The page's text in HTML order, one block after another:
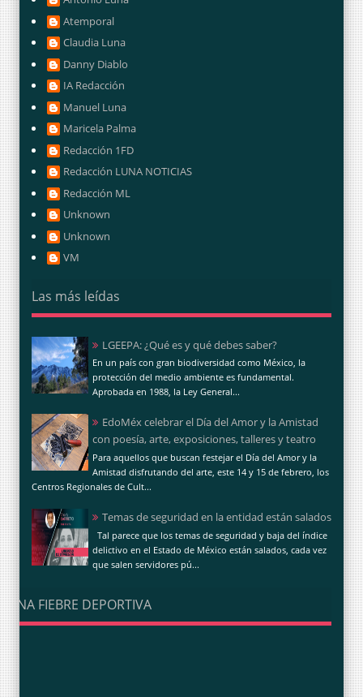
Atemporal
Claudia Luna
Danny Diablo
IA Redacción
Manuel Luna
Maricela Palma
Redacción 1FD
Redacción LUNA NOTICIAS
Redacción ML
Unknown
Unknown
VM
Las más leídas
LGEEPA: ¿Qué es y qué debes saber?
En un país con gran biodiversidad como México, la
protección del medio ambiente es fundamental.
Aprobada en 1988, la Ley General...
EdoMéx celebrar el Día del Amor y la Amistad
con poesía, arte, exposiciones, talleres y teatro
Para aquellos que buscan festejar el Día del Amor y la
Amistad disfrutando del arte, este 14 y 15 de febrero, los
Centros Regionales de Cult...
Temas de seguridad en la entidad están salados
Tal parece que los temas de seguridad y baja del índice
delictivo en el Estado de México están salados, cada vez
que salen servidores pú...
UNA FIEBRE DEPORTIVA